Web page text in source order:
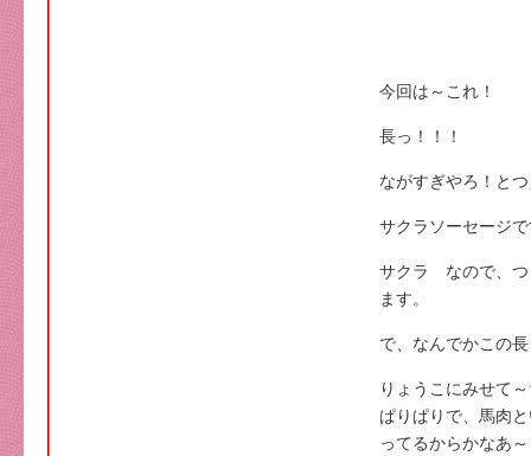
今回は～これ！
長っ！！！
ながすぎやろ！と
サクラソーセージ
サクラ なので、つ
ます。
で、なんでかこの
りょうこにみせて
ぱりぱりで、馬肉
ってるからかなあ